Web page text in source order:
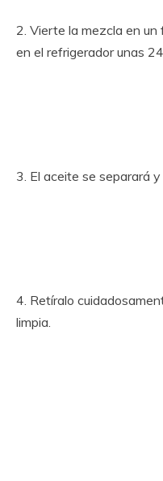
2. Vierte la mezcla en
en el refrigerador unas
3. El aceite se separará
4. Retíralo
limpia.